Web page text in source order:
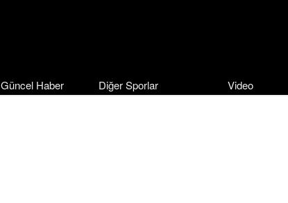
Güncel Haber Diğer Sporlar Video